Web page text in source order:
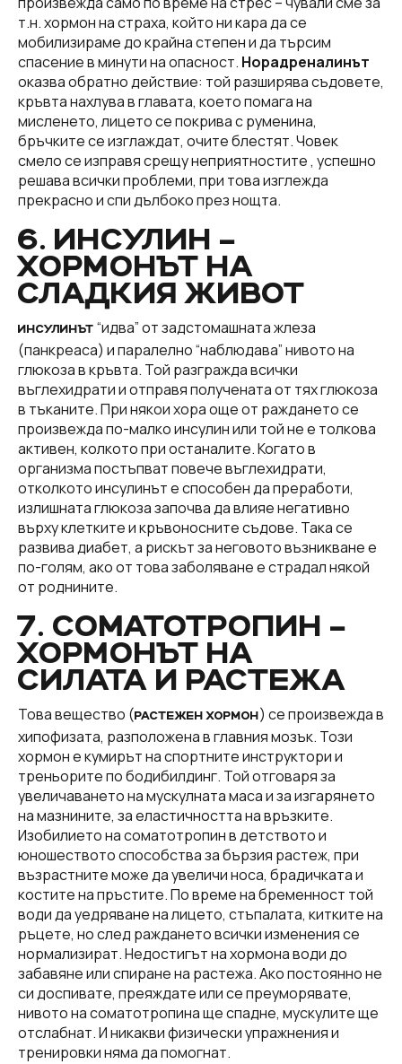
т.н. хормон на страха, който ни кара да се
мобилизираме до крайна степен и да търсим
спасение в минути на опасност. Норадреналинът
оказва обратно действие: той разширява съдовете,
кръвта нахлува в главата, което помага на
мисленето, лицето се покрива с руменина,
бръчките се изглаждат, очите блестят. Човек
смело се изправя срещу неприятностите , успешно
решава всички проблеми, при това изглежда
прекрасно и спи дълбоко през нощта.
6. ИНСУЛИН –
ХОРМОНЪТ НА
СЛАДКИЯ ЖИВОТ
ИНСУЛИНЪТ “идва” от задстомашната жлеза
(панкреаса) и паралелно “наблюдава” нивото на
глюкоза в кръвта. Той разгражда всички
въглехидрати и отправя получената от тях глюкоза
в тъканите. При някои хора още от раждането се
произвежда по-малко инсулин или той не е толкова
активен, колкото при останалите. Когато в
организма постъпват повече въглехидрати,
отколкото инсулинът е способен да преработи,
излишната глюкоза започва да влияе негативно
върху клетките и кръвоносните съдове. Така се
развива диабет, а рискът за неговото възникване е
по-голям, ако от това заболяване е страдал някой
от роднините.
7. СОМАТОТРОПИН –
ХОРМОНЪТ НА
СИЛАТА И РАСТЕЖА
Това вещество ( РАСТЕЖЕН ХОРМОН ) се произвежда в
хипофизата, разположена в главния мозък. Този
хормон е кумирът на спортните инструктори и
треньорите по бодибилдинг. Той отговаря за
увеличаването на мускулната маса и за изгарянето
на мазнините, за еластичността на връзките.
Изобилието на соматотропин в детството и
юношеството способства за бързия растеж, при
възрастните може да увеличи носа, брадичката и
костите на пръстите. По време на бременност той
води да уедряване на лицето, стъпалата, китките на
ръцете, но след раждането всички изменения се
нормализират. Недостигът на хормона води до
забавяне или спиране на растежа. Ако постоянно не
си доспивате, преяждате или се преуморявате,
нивото на соматотропина ще спадне, мускулите ще
отслабнат. И никакви физически упражнения и
тренировки няма да помогнат.